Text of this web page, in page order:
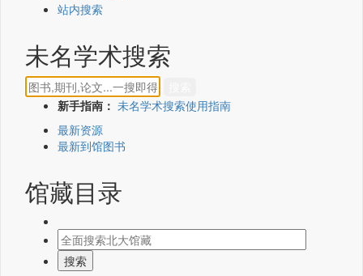
站内搜索
未名学术搜索
新手指南： 未名学术搜索使用指南
最新资源
最新到馆图书
馆藏目录